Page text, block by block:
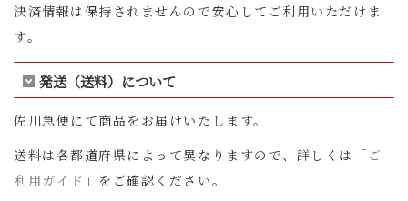
決済情報は保持されませんので安心してご利用いただけま
す。
発送（送料）について
佐川急便にて商品をお届けいたします。
送料は各都道府県によって異なりますので、詳しくは「 ご
利用ガイド 」をご確認ください。